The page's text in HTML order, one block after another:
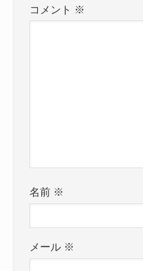
コメント ※
名前 ※
メール ※